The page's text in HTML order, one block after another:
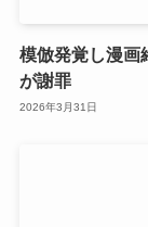
模倣発覚し漫画
が謝罪
2026年3月31日